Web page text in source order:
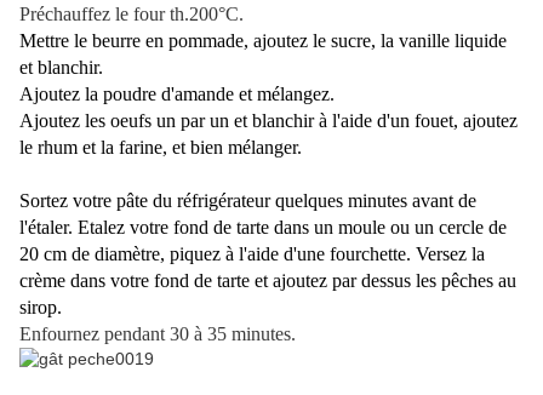
Préchauffez le four th.200°C.
Mettre le beurre en pommade, ajoutez le sucre, la vanille liquide
et blanchir.
Ajoutez la poudre d'amande et mélangez.
Ajoutez les oeufs un par un et blanchir à l'aide d'un fouet, ajoutez
le rhum et la farine, et bien mélanger.
Sortez votre pâte du réfrigérateur quelques minutes avant de
l'étaler. Etalez votre fond de tarte dans un moule ou un cercle de
20 cm de diamètre, piquez à l'aide d'une fourchette. Versez la
crème dans votre fond de tarte et ajoutez par dessus les pêches au
sirop.
Enfournez pendant 30 à 35 minutes.